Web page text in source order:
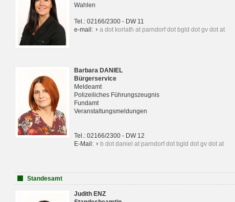
Wahlen
Tel.: 02166/2300 - DW 11
e-mail:
a dot korlath at parndorf dot bgld dot gv dot at
Barbara DANIEL
Bürgerservice
Meldeamt
Polizeiliches Führungszeugnis
Fundamt
Veranstaltungsmeldungen
Tel.: 02166/2300 - DW 12
E-Mail:
b dot daniel at parndorf dot bgld dot gv dot at
Standesamt
Judith ENZ